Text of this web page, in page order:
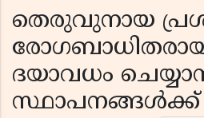
തെരുവുനായ
ദയാവധം